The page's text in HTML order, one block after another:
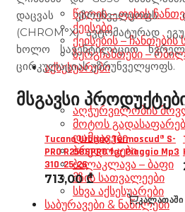
წელის – ფეხის
ქეისები
ქეისების – ჩანთების
ზურგჩანთები –
აქსესუარები
აღჭურვილობის
მოტოს
დამცავები
ბრელოკები
ბალაკლავა – ბაფი
მზის სათვალეები
სხვა აქსესუარები
საბურავები & ნაწილები
დაცვას უზრუნველყოფს.
(CHROM°X) ავტომატურად
ხოლო სავენტილაციო
ცირკულაციას უზრუნველყოფს.
მსგავსი
Tucano Urbano Termoscud® S-
PRO R258SPRO for Piaggio Mp3
310 '25-26
713,00₾
ᲙᲐᲚᲐᲗᲐᲨᲘ